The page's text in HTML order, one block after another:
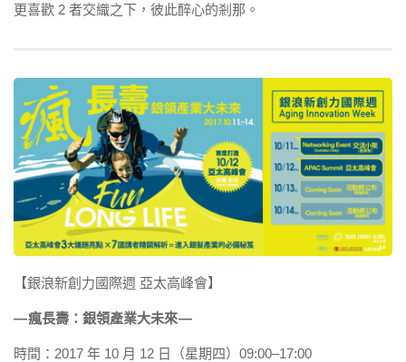
更喜歡 2 者交織之下，彼此醉心的剎那。
【銀浪新創力國際週 亞太高峰會】
— 瘋長壽：銀領產業大未來 —
時間：2017 年 10 月 12 日（星期四）09:00–17:00